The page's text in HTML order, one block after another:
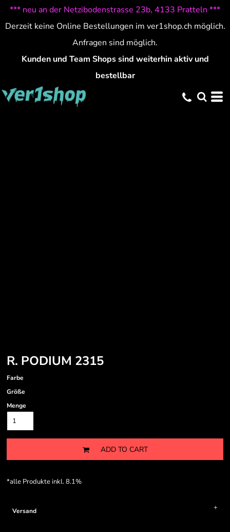
*** neu an der Netzibodenstrasse 23b, 4133 Pratteln ***
Derzeit keine Online Bestellungen im ver1shop.ch möglich.
Anfragen sind möglich.
Kunden und Team Shops sind weiterhin aktiv und
bestellbar
R. PODIUM 2315
Farbe
Größe
Menge
ADD TO CART
*alle Produkte inkl. 8.1%
Versand